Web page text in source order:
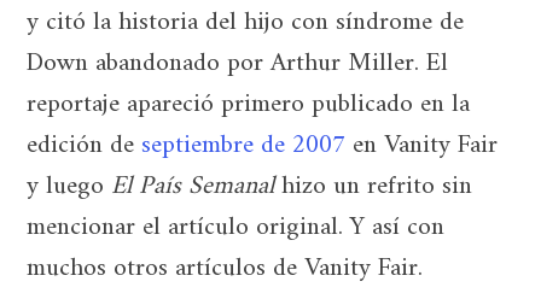
y citó la historia del hijo con síndrome de
Down abandonado por Arthur Miller. El
reportaje apareció primero publicado en la
edición deseptiembre de 2007 en Vanity Fair
y luego El País Semanalhizo un refrito sin
mencionar el artículo original. Y así con
muchos otros artículos de Vanity Fair.